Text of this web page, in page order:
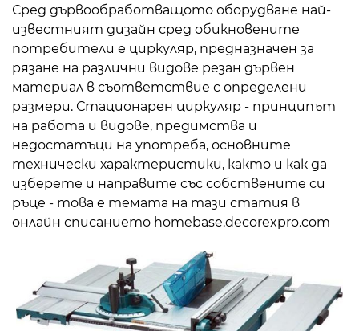
Сред дървообработващото оборудване най-
известният дизайн сред обикновените
потребители е циркуляр, предназначен за
рязане на различни видове резан дървен
материал в съответствие с определени
размери. Стационарен циркуляр - принципът
на работа и видове, предимства и
недостатъци на употреба, основните
технически характеристики, както и как да
изберете и направите със собствените си
ръце - това е темата на тази статия в
онлайн списанието homebase.decorexpro.com